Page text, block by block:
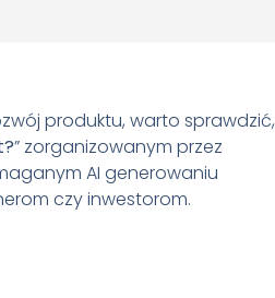
produktu, warto sprawdzić,
” zorganizowanym przez
AI generowaniu
czy inwestorom.